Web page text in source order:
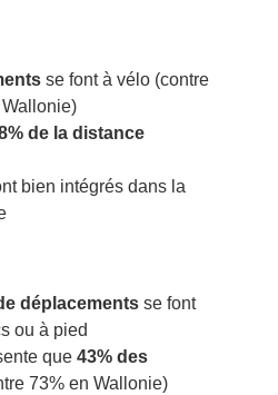
se font à vélo (contre
de la distance
bien intégrés dans la
déplacements se font
ou à pied
que 43% des
73% en Wallonie)